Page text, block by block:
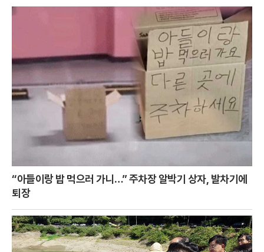
“아들이랑 밥 먹으러 가니…” 주차장 알박기 상자, 발차기에
퇴장